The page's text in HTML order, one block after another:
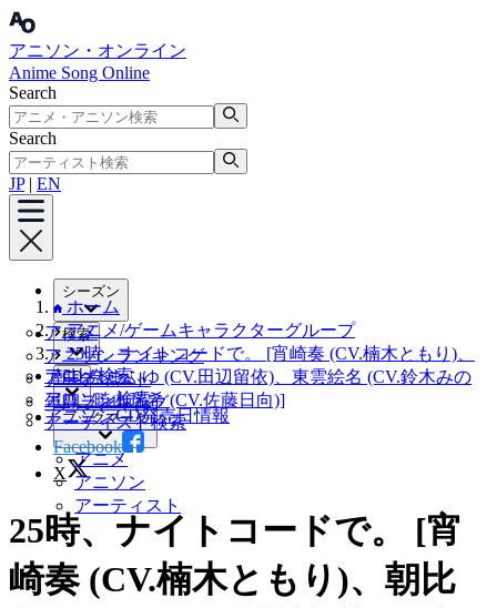
アニソン・オンライン
Anime Song Online
Search
Search
JP| EN
シーズン
アニメ
アニソンランキング
アーティスト
年間ランキング
検索
アニメ検索
アニソン検索
アーティスト検索
CD
アニソンCD発売日情報
ブックマーク
アニメ
アニソン
アーティスト
ホーム
アニメ/ゲームキャラクターグループ
25時、ナイトコードで。 [宵崎奏 (CV.楠木ともり)、
朝比奈まふゆ (CV.田辺留依)、東雲絵名 (CV.鈴木みの
り)、暁山瑞希 (CV.佐藤日向)]
Facebook
X
25時、ナイトコードで。 [宵
崎奏 (CV.楠木ともり)、朝比